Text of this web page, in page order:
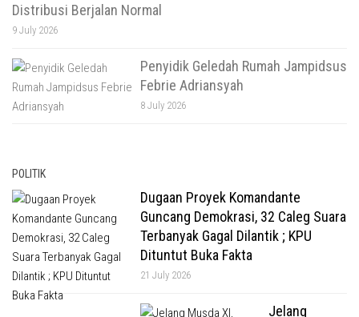
Distribusi Berjalan Normal
9 July 2026
Penyidik Geledah Rumah Jampidsus
Febrie Adriansyah
8 July 2026
POLITIK
Dugaan Proyek Komandante
Guncang Demokrasi, 32 Caleg Suara
Terbanyak Gagal Dilantik ; KPU
Dituntut Buka Fakta
21 July 2026
Jelang